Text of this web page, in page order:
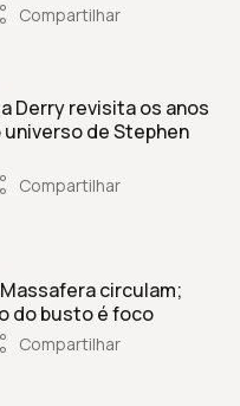
Compartilhar
Derry revisita os anos
universo de Stephen
Compartilhar
circulam;
do busto é foco
Compartilhar